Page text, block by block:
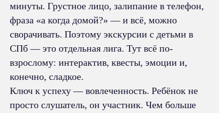
минуты. Грустное лицо, залипание в телефон,
фраза «а когда домой?» — и всё, можно
сворачивать. Поэтому экскурсии с детьми в
СПб — это отдельная лига. Тут всё по-
взрослому: интерактив, квесты, эмоции и,
конечно, сладкое.
Ключ к успеху — вовлеченность. Ребёнок не
просто слушатель, он участник. Чем больше